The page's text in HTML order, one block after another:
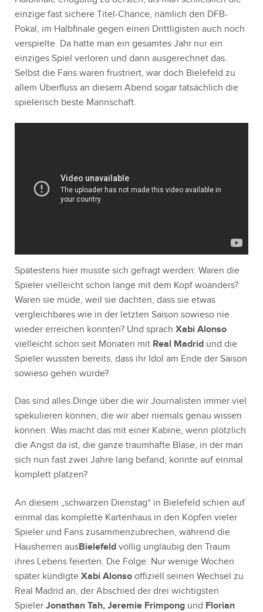
einzige fast sichere Titel-Chance, nämlich den DFB-
Pokal, im Halbfinale gegen einen Drittligisten auch noch
verspielte. Da hatte man ein gesamtes Jahr nur ein
einziges Spiel verloren und dann ausgerechnet das.
Selbst die Fans waren frustriert, war doch Bielefeld zu
allem Überfluss an diesem Abend sogar tatsächlich die
spielerisch beste Mannschaft.
Spätestens hier musste sich gefragt werden: Waren die
Spieler vielleicht schon lange mit dem Kopf woanders?
Waren sie müde, weil sie dachten, dass sie etwas
vergleichbares wie in der letzten Saison sowieso nie
wieder erreichen konnten? Und sprach Xabi Alonso
vielleicht schon seit Monaten mit Real Madrid und die
Spieler wussten bereits, dass ihr Idol am Ende der Saison
sowieso gehen würde?
Das sind alles Dinge über die wir Journalisten immer viel
spekulieren können, die wir aber niemals genau wissen
können. Was macht das mit einer Kabine, wenn plötzlich
die Angst da ist, die ganze traumhafte Blase, in der man
sich nun fast zwei Jahre lang befand, könnte auf einmal
komplett platzen?
An diesem „schwarzen Dienstag“ in Bielefeld schien auf
einmal das komplette Kartenhaus in den Köpfen vieler
Spieler und Fans zusammenzubrechen, während die
Hausherren ausBielefeld völlig ungläubig den Traum
ihres Lebens feierten. Die Folge: Nur wenige Wochen
später kündigte Xabi Alonso offiziell seinen Wechsel zu
Real Madrid an, der Abschied der drei wichtigsten
Spieler Jonathan Tah, Jeremie Frimpong und Florian